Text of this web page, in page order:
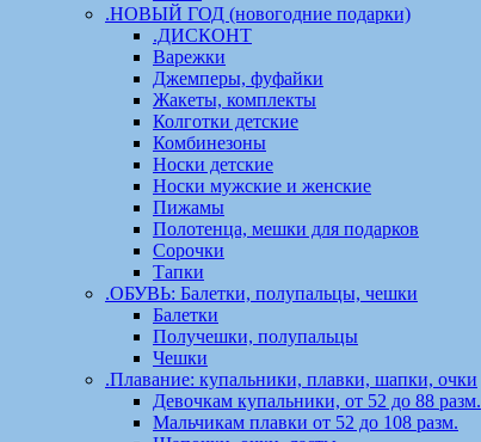
.НОВЫЙ ГОД (новогодние подарки)
.ДИСКОНТ
Варежки
Джемперы, фуфайки
Жакеты, комплекты
Колготки детские
Комбинезоны
Носки детские
Носки мужские и женские
Пижамы
Полотенца, мешки для подарков
Сорочки
Тапки
.ОБУВЬ: Балетки, полупальцы, чешки
Балетки
Получешки, полупальцы
Чешки
.Плавание: купальники, плавки, шапки, очки
Девочкам купальники, от 52 до 88 разм.
Мальчикам плавки от 52 до 108 разм.